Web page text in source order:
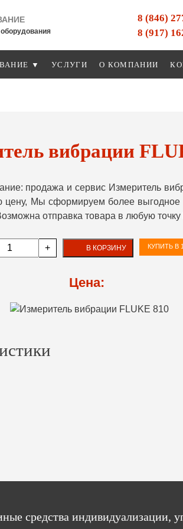
8 (846)
8 (917)
▼ УСЛУГИ О КОМПАНИИ
вибрации
продажа и сервис Измеритель
Мы сформируем более выгодное
отправка товара в любую точку
+ В КОРЗИНУ КУПИТЬ В
Цена:
средства индивидуализации,